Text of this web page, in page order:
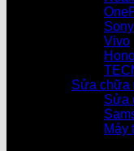
Sony
Vivo
Sửa chữa
Sửa
Máy